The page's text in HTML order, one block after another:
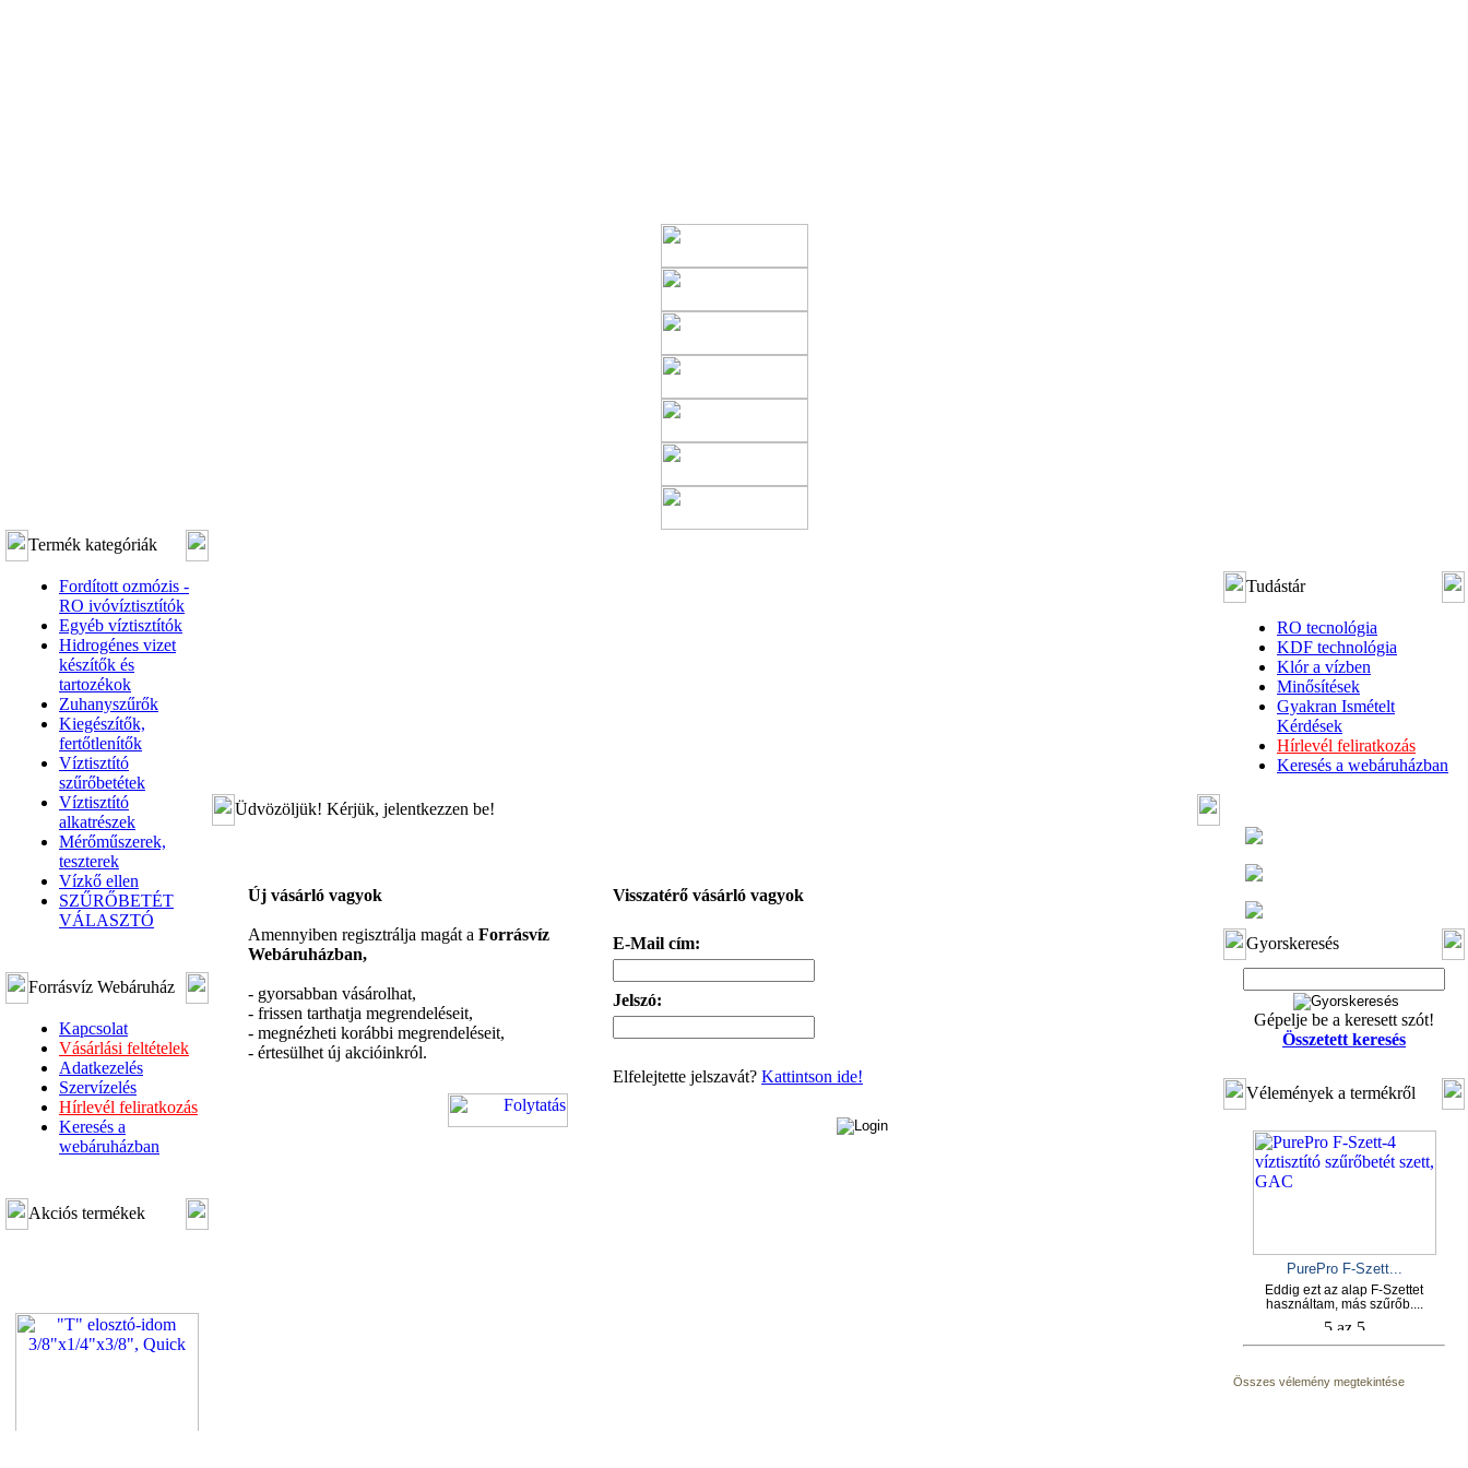
Termék kategóriák
Fordított ozmózis -
RO ivóvíztisztítók
Egyéb víztisztítók
Hidrogénes vizet
készítők és
tartozékok
Zuhanyszűrők
Kiegészítők,
fertőtlenítők
Víztisztító
szűrőbetétek
Víztisztító
alkatrészek
Mérőműszerek,
teszterek
Vízkő ellen
SZŰRŐBETÉT
VÁLASZTÓ
Forrásvíz Webáruház
Kapcsolat
Vásárlási feltételek
Adatkezelés
Szervízelés
Hírlevél feliratkozás
Keresés a
webáruházban
Akciós termékek
Üdvözöljük! Kérjük, jelentkezzen be!
Új vásárló vagyok
Amennyiben regisztrálja magát a Forrásvíz
Webáruházban,
- gyorsabban vásárolhat,
- frissen tarthatja megrendeléseit,
- megnézheti korábbi megrendeléseit,
- értesülhet új akcióinkról.
Visszatérő vásárló vagyok
E-Mail cím:
Jelszó:
Elfelejtette jelszavát? Kattintson ide!
Tudástár
RO tecnológia
KDF technológia
Klór a vízben
Minősítések
Gyakran Ismételt
Kérdések
Hírlevél feliratkozás
Keresés a webáruházban
Gyorskeresés
Gépelje be a keresett szót!
Összetett keresés
Vélemények a termékről
PurePro F-Szett...
Eddig ezt az alap F-Szettet
használtam, más szűrőb....
Összes vélemény megtekintése